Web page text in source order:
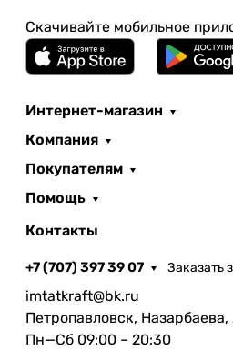
Скачивайте мобильное
Интернет-магазин
Компания
Покупателям
Помощь
Контакты
+7 (707) 397 39 07 Заказать
imtatkraft@bk.ru
Петропавловск, Назарбаева,
Пн—Сб 09:00 – 20:30